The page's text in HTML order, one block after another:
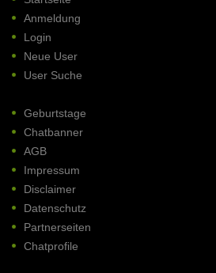
Anmeldung
Login
Neue User
User Suche
Geburtstage
Chatbanner
AGB
Impressum
Disclaimer
Datenschutz
Partnerseiten
Chatprofile